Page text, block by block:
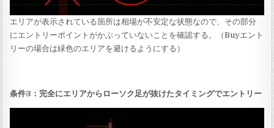
エリアが表示されている箇所は相場が不安定な状態なので、その部分
にエントリーポイントがかぶっていないことを確認する。（Buyエント
リーの場合は緑色のエリアを避けるようにする）
条件3：完全にエリアからローソク足が抜けたタイミングでエントリー